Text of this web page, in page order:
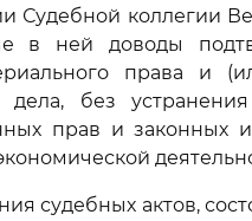
Судебной коллегии
в ней доводы
права и
без
прав и законных
судебных актов,